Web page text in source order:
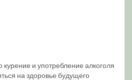
курение и употребление алкоголя
на здоровье будущего